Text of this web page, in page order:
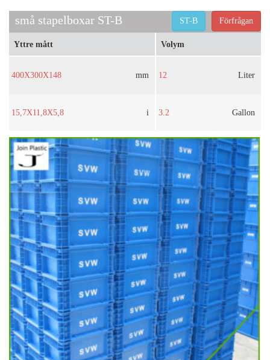
små stapelboxar ST-B Förfrågan
ST-B
Yttre mått
400X300X148 mm
15,7X11,8X5,8 i
Volym
12 Liter
3.2 Gallon